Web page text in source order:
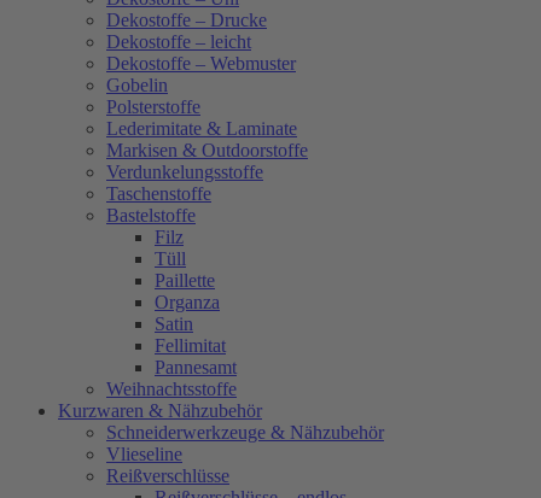
Dekostoffe – Drucke
Dekostoffe – leicht
Dekostoffe – Webmuster
Gobelin
Polsterstoffe
Lederimitate & Laminate
Markisen & Outdoorstoffe
Verdunkelungsstoffe
Taschenstoffe
Bastelstoffe
Filz
Tüll
Paillette
Organza
Satin
Fellimitat
Pannesamt
Weihnachtsstoffe
Kurzwaren & Nähzubehör
Schneiderwerkzeuge & Nähzubehör
Vlieseline
Reißverschlüsse